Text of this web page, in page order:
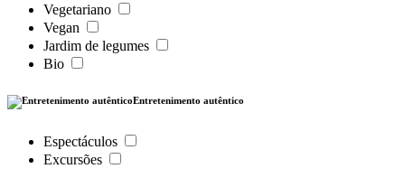
Vegetariano
Vegan
Jardim de legumes
Bio
Entretenimento autêntico
Espectáculos
Excursões